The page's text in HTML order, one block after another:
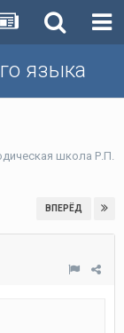
языка
школа Р.П.
ВПЕРЁД